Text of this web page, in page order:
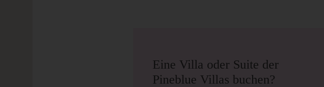
Eine Villa oder Suite der
Pineblue Villas buchen?